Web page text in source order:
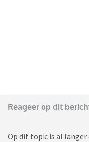
Reageer op dit
Op dit topic is al langer